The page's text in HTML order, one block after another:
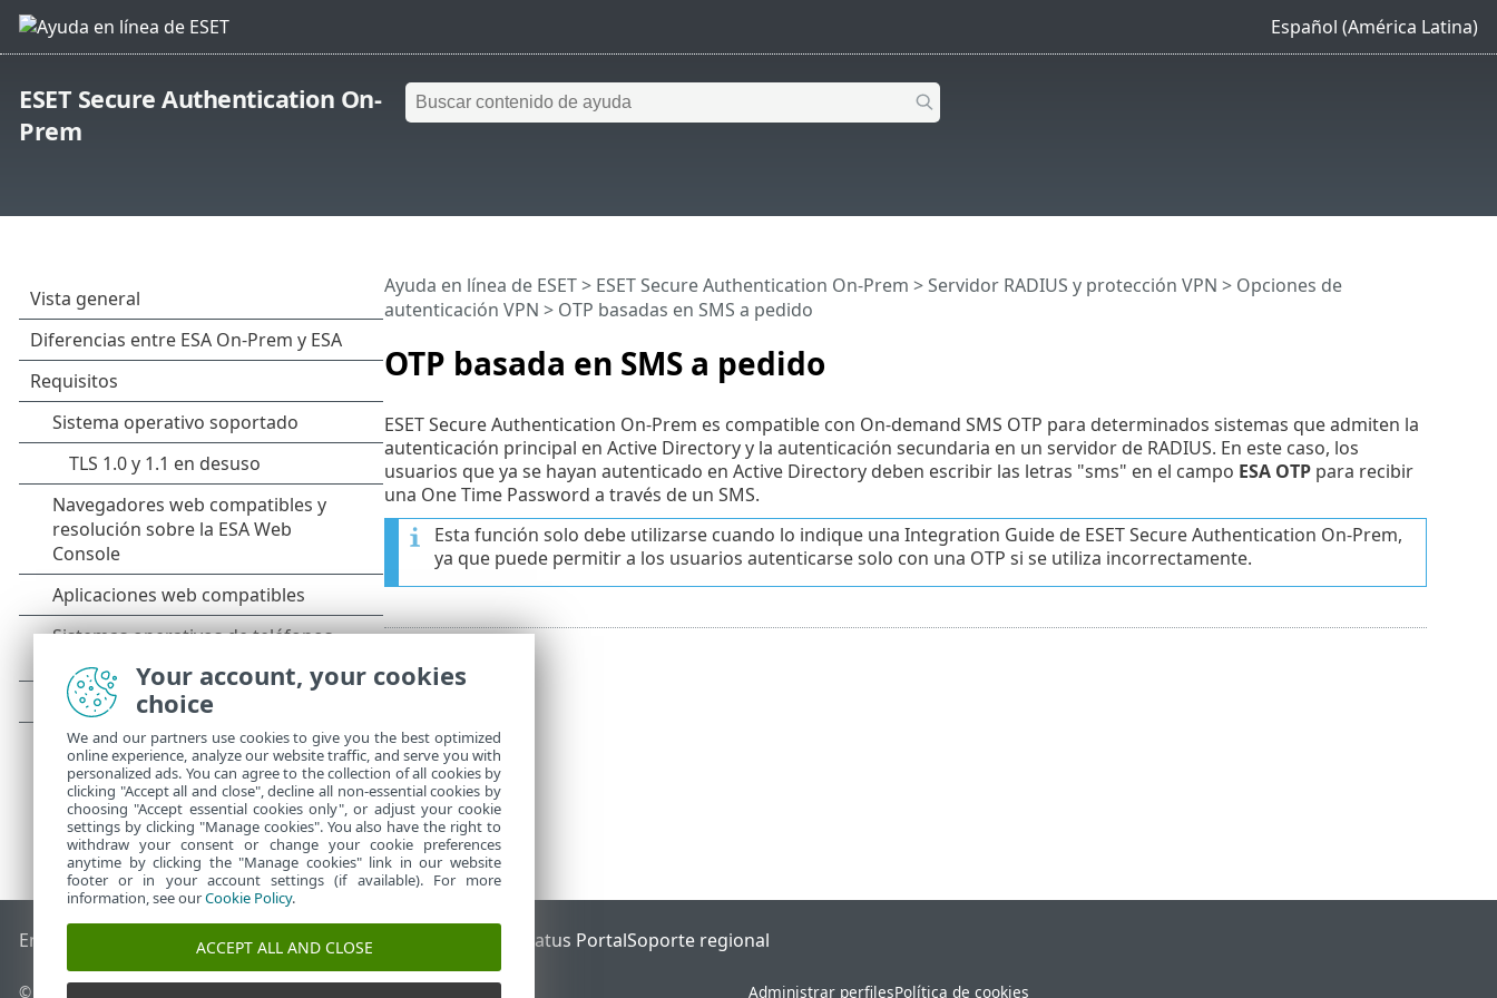
Español (América Latina)
ESET Secure Authentication On-
Prem
OTP basada en SMS a pedido
Ayuda en línea de ESET> ESET Secure Authentication On-Prem >Servidor RADIUS y protección VPN > Opciones de
autenticación VPN > OTP basadas en SMS a pedido
ESET Secure Authentication On-Prem es compatible con On-demand SMS OTP para determinados sistemas que admiten la
autenticación principal en Active Directory y la autenticación secundaria en un servidor de RADIUS. En este caso, los
usuarios que ya se hayan autenticado en Active Directory deben escribir las letras "sms" en el campo ESA OTPpara recibir
una One Time Password a través de un SMS.
Esta función solo debe utilizarse cuando lo indique una Integration Guide de ESET Secure Authentication On-Prem,
ya que puede permitir a los usuarios autenticarse solo con una OTP si se utiliza incorrectamente.
End of Life Base de conocimiento de ESETForo de ESET ESET Status PortalSoporte regional
© 1992 - 2026 ESET, spol. s r.o. - Todos los derechos reservados. Administrar perfilesPolítica de cookies
Your account, your cookies
choice
We and our partners use cookies to give you the best optimized
online experience, analyze our website traffic, and serve you with
personalized ads. You can agree to the collection of all cookies by
clicking "Accept all and close", decline all non-essential cookies by
choosing "Accept essential cookies only", or adjust your cookie
settings by clicking "Manage cookies". You also have the right to
withdraw your consent or change your cookie preferences
anytime by clicking the "Manage cookies" link in our website
footer or in your account settings (if available). For more
information, see ourCookie Policy.
ACCEPT ALL AND CLOSE